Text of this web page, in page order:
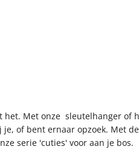
Met onze sleutelhanger of
of bent ernaar opzoek. Met
serie 'cuties' voor aan je bos.